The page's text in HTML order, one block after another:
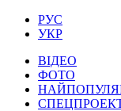
РУС
УКР
ВІДЕО
ФОТО